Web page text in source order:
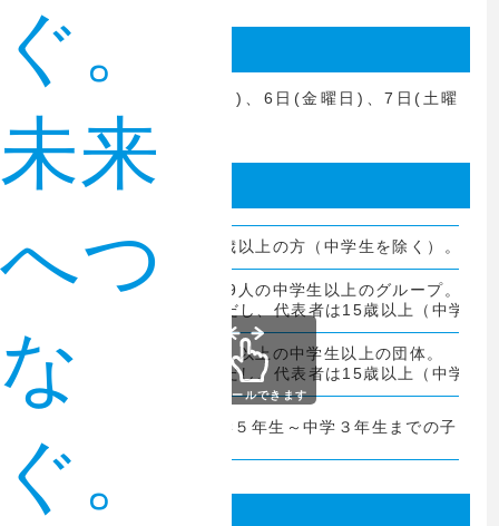
ぐ。
未来
へつ
な
ぐ。
活動日
2026年11月5日(木曜日)、6日(金曜日)、7日(土曜
日)、8日(日曜日)
申込区分
個人 15歳以上の方（中学生を除く）。
2～9人の中学生以上のグループ。
ただし、代表者は15歳以上（中学生
10人以上の中学生以上の団体。
ただし、代表者は15歳以上（中学生
小学５年生～中学３年生までの子ど
スクロールできます
申込条件